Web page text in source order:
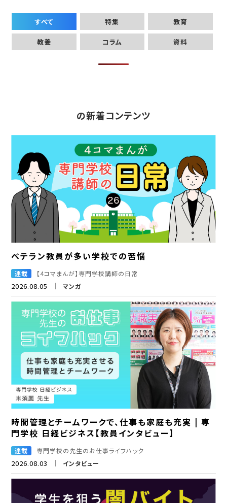
すべて 特集 教育
教養 コラム 資料
の新着コンテンツ
ベテラン教員が多い学校での苦悩
2026.08.05 マンガ
連載 【4コマまんが】専門学校講師の日常
時間管理とチームワークで、仕事も家庭も充実 | 専
門学校 日経ビジネス【教員インタビュー】
2026.08.03 インタビュー
連載 専門学校の先生のお仕事ライフハック